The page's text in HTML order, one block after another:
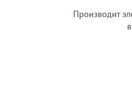
Производит